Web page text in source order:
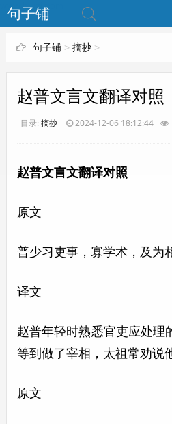
www.bjuzi.com
句子铺
句子铺> 摘抄>
赵普文言文翻译对照
目录: 摘抄 2024-12-06 18:12:44
赵普文言文翻译对照
原文
普少习吏事，寡学术，及为
译文
赵普年轻时熟悉官吏应处理
等到做了宰相，太祖常劝说
原文